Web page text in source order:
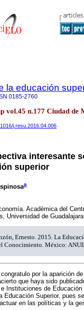
la educación
0185-2760
vol.45 n.177 Ciudad de
j.resu.2016.04.006
interesante
superior
a
Académica del
Universidad de
Ernesto. 2015. La
Conocimiento. México:
por la aparición
que haya sido
Instituciones de
Educación Superior, pues
en las políticas y la